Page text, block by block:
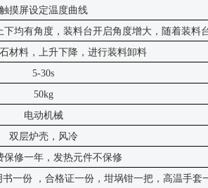
触摸屏设定温度曲线
均有角度，装料台开启角度增大，随着装料
材料，上升下降，进行装料卸料
5-30s
50kg
电动机械
双层炉壳，风冷
保修一年，发热元件不保修
书一份 ，合格证一份，坩埚钳一把，高温手套